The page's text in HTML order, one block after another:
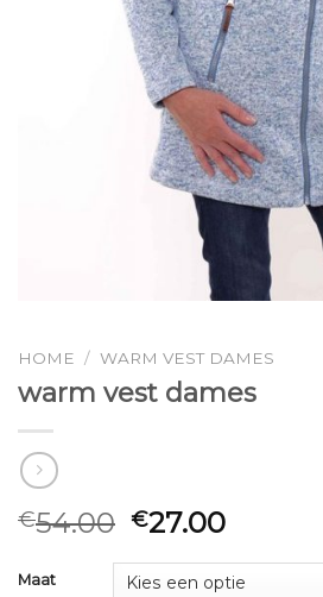
HOME / WARM VEST DAMES
warm vest dames
€54.00 €27.00
Maat